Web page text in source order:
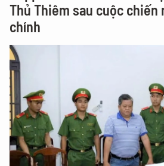
Thủ Thiêm sau cuộc chiến
chính